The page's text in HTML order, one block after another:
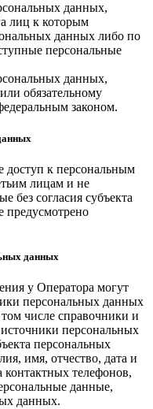
данных,
лиц к которым
данных либо по
персональные
данных,
обязательному
законом.
к персональным
лицам и не
без согласия субъекта
предусмотрено
данных
у Оператора могут
персональных данных
числе справочники и
персональных
персональных
имя, отчество, дата и
телефонов,
данные,
данных.